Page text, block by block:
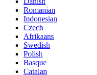
Romanian
Indonesian
Czech
Afrikaans
Swedish
Polish
Basque
Catalan